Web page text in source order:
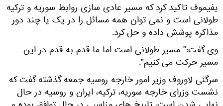
یفیموف تاکید کرد که مسیر عادی سازی روابط سوریه و ترکیه
طولانی است و نمی توان همه مسائل را در یک یا چند دور
مذاکره پوشش داده و حل کرد.
وی گفت:" مسیر طولانی است اما ما قدم به قدم در این
مسیر حرکت می کنیم".
سرگئی لاوروف وزیر امور خارجه روسیه جمعه گذشته گفت که
نشست وزرای خارجه سوریه، ترکیه، ایران و روسیه در حال